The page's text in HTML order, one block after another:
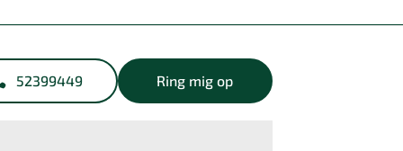
52399449 Ring mig op